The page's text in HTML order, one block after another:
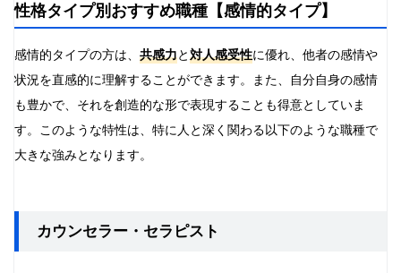
性格タイプ別おすすめ職種【感情的タイプ】
感情的タイプの方は、 共感力と対人感受性に優れ、他者の感情や
状況を直感的に理解することができます。また、自分自身の感情
も豊かで、それを創造的な形で表現することも得意としていま
す。このような特性は、特に人と深く関わる以下のような職種で
大きな強みとなります。
カウンセラー・セラピスト